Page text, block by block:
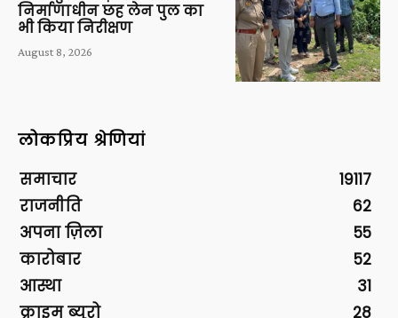
निर्माणाधीन छह लेन पुल का
भी किया निरीक्षण
August 8, 2026
लोकप्रिय श्रेणियां
समाचार
19117
राजनीति
62
अपना ज़िला
55
कारोबार
52
आस्था
31
क्राइम ब्यूरो
28